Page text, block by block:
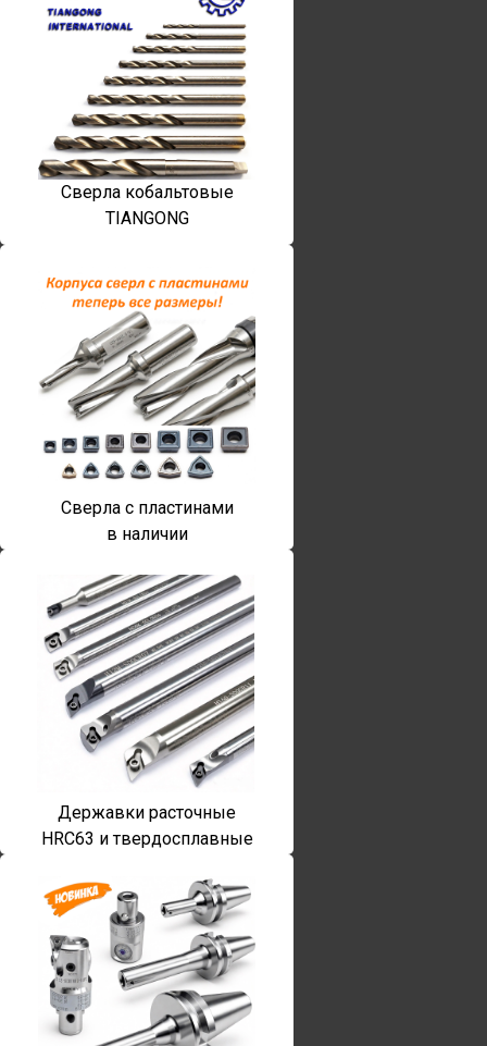
Сверла кобальтовые
TIANGONG
Сверла с пластинами
в наличии
Державки расточные
HRC63 и твердосплавные